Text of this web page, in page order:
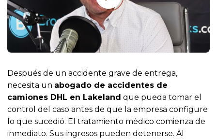
Después de un accidente grave de entrega,
necesita un abogado de accidentes de
camiones DHL en Lakeland que pueda tomar el
control del caso antes de que la empresa configure
lo que sucedió. El tratamiento médico comienza de
inmediato. Sus ingresos pueden detenerse. Al